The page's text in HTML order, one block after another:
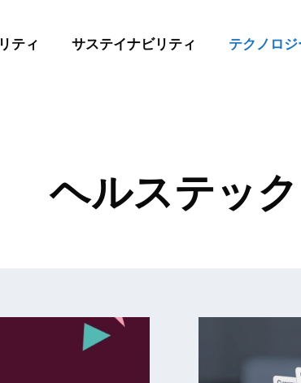
ティ サステイナビリティ テクノロ
ヘルステック